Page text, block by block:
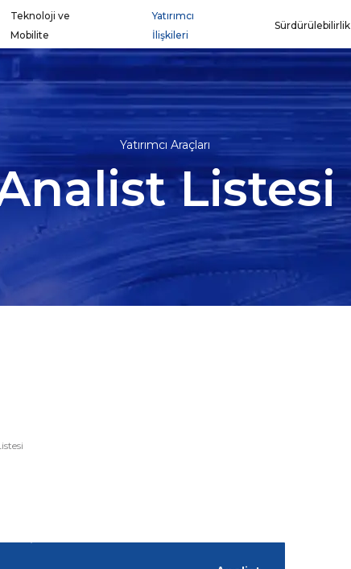
Teknoloji ve
Mobilite
Yatırımcı
İlişkileri
Sürdürülebilirlik
Yatırımcı Araçları
Listesi